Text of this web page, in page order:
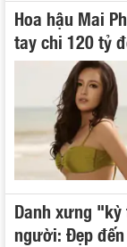
Hoa hậu Mai
tay chi 120 tỷ
Danh xưng
người: Đẹp